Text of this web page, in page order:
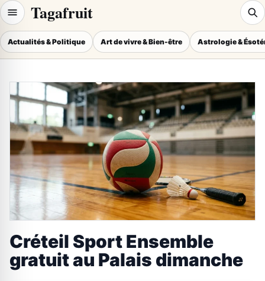
Tagafruit
Actualités & Politique Art de vivre & Bien-être Astrologie &
Créteil Sport Ensemble
gratuit au Palais dimanche